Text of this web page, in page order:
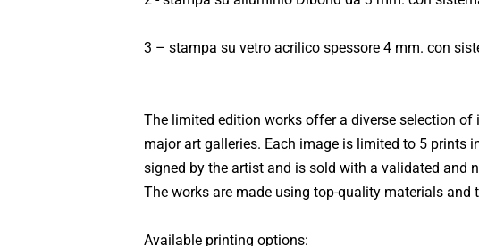
Mandala
Danza
Isole
Roma -
Dibond
3 – stampa su vetro acrilico spessore 4 mm. con
The limited edition works offer a diverse selection
major art galleries. Each image is limited to 5 prints
signed by the artist and is sold with a validated and
The works are made using top-quality materials
Available printing options: